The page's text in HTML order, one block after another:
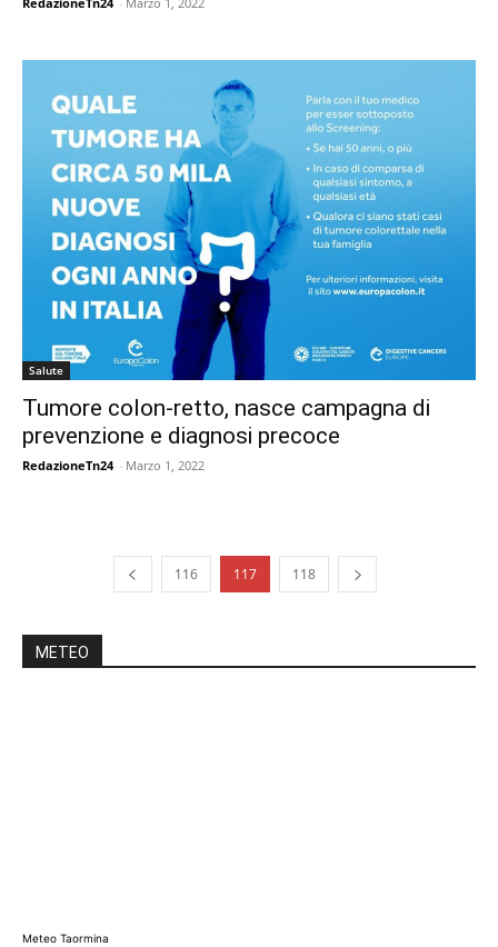
Salute
Tumore colon-retto, nasce campagna di
prevenzione e diagnosi precoce
RedazioneTn24 - Marzo 1, 2022
116 117 118
METEO
Meteo Taormina